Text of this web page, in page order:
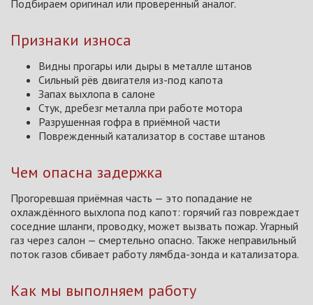
Подбираем оригинал или проверенный аналог.
Признаки износа
Видны прогары или дыры в металле штанов
Сильный рёв двигателя из-под капота
Запах выхлопа в салоне
Стук, дребезг металла при работе мотора
Разрушенная гофра в приёмной части
Поврежденный катализатор в составе штанов
Чем опасна задержка
Прогоревшая приёмная часть — это попадание не
охлаждённого выхлопа под капот: горячий газ повреждает
соседние шланги, проводку, может вызвать пожар. Угарный
газ через салон — смертельно опасно. Также неправильный
поток газов сбивает работу лямбда-зонда и катализатора.
Как мы выполняем работу